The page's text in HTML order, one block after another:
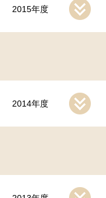
2015年度
2014年度